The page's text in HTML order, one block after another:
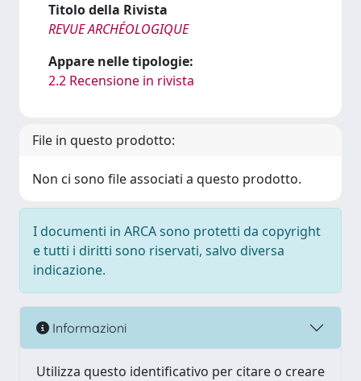
Titolo della Rivista
REVUE ARCHÉOLOGIQUE
Appare nelle tipologie:
2.2 Recensione in rivista
File in questo prodotto:
Non ci sono file associati a questo prodotto.
I documenti in ARCA sono protetti da copyright
e tutti i diritti sono riservati, salvo diversa
indicazione.
Informazioni
Utilizza questo identificativo per citare o creare